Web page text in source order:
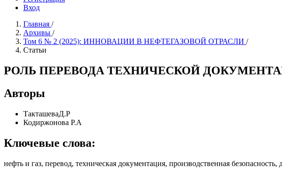
Вход
Главная /
Архивы /
Том 6 № 2 (2025): ИННОВАЦИИ В НЕФТЕГАЗОВОЙ ОТРАСЛИ /
Статьи
РОЛЬ ПЕРЕВОДА ТЕХНИЧЕСКОЙ
Авторы
ТакташеваД.Р
Кодиржонова Р.А
Ключевые слова:
нефть и газ, перевод, техническая документация, производственная безопасность,